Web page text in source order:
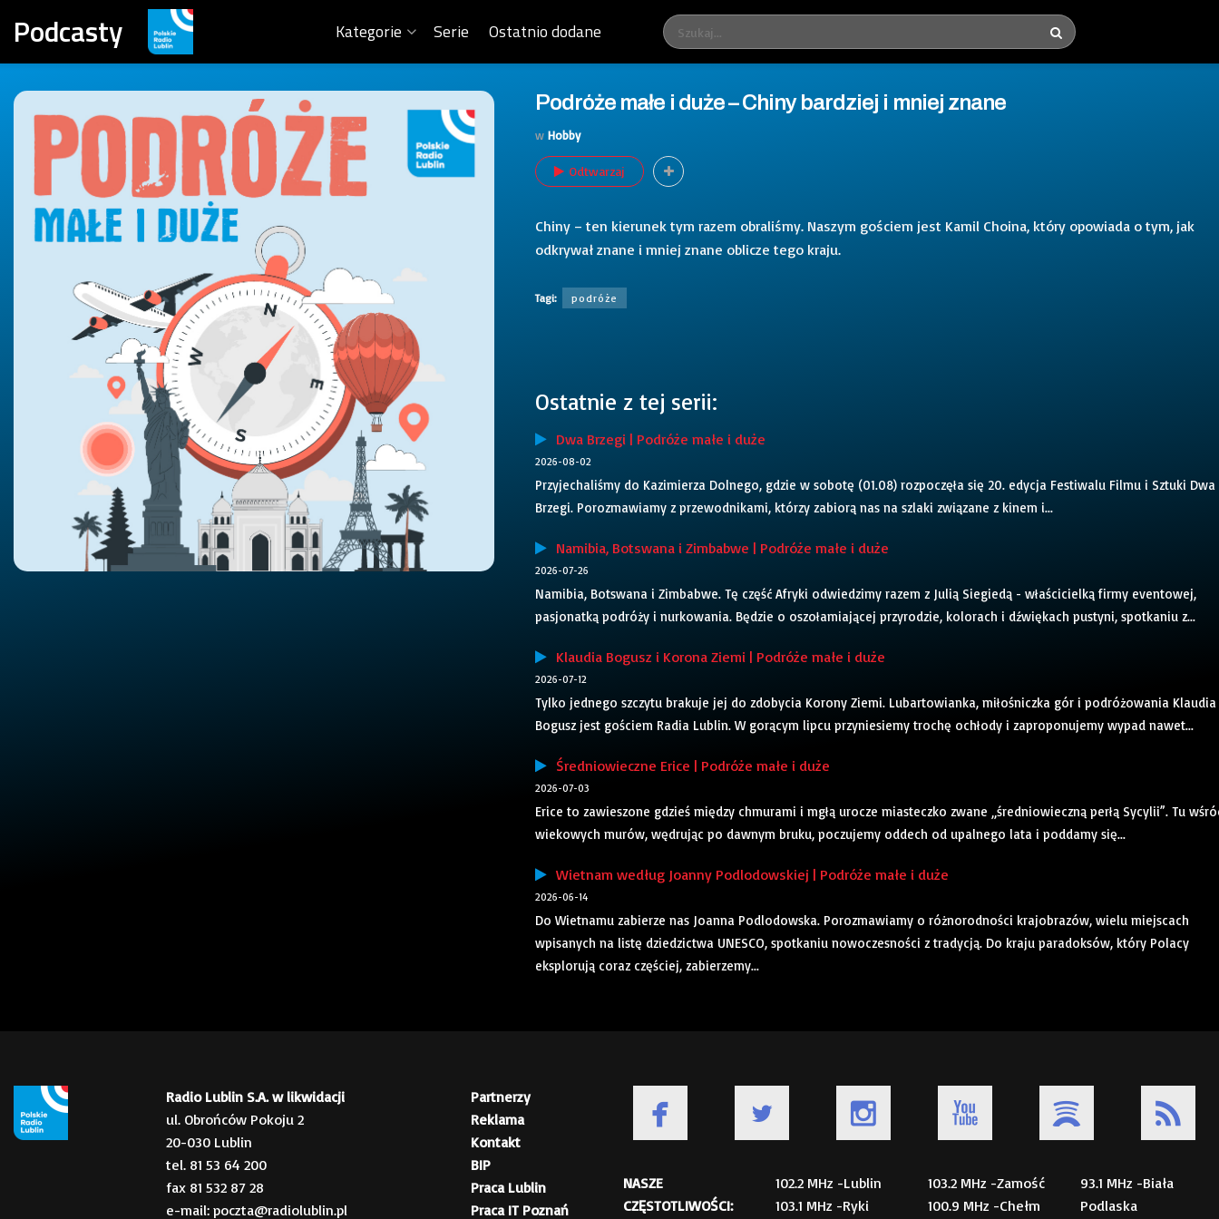
Podcasty Kategorie Serie Ostatnio dodane
Podróże małe i duże – Chiny bardziej i mniej znane
w Hobby
Odtwarzaj
Chiny – ten kierunek tym razem obraliśmy. Naszym gościem jest Kamil Choina, który opowiada o tym, jak
odkrywał znane i mniej znane oblicze tego kraju.
Tagi: podróże
Ostatnie z tej serii:
Dwa Brzegi | Podróże małe i duże
2026-08-02
Przyjechaliśmy do Kazimierza Dolnego, gdzie w sobotę (01.08) rozpoczęła się 20. edycja Festiwalu Filmu i Sztuki Dwa
Brzegi. Porozmawiamy z przewodnikami, którzy zabiorą nas na szlaki związane z kinem i...
Namibia, Botswana i Zimbabwe | Podróże małe i duże
2026-07-26
Namibia, Botswana i Zimbabwe. Tę część Afryki odwiedzimy razem z Julią Siegiedą - właścicielką firmy eventowej,
pasjonatką podróży i nurkowania. Będzie o oszołamiającej przyrodzie, kolorach i dźwiękach pustyni, spotkaniu z...
Klaudia Bogusz i Korona Ziemi | Podróże małe i duże
2026-07-12
Tylko jednego szczytu brakuje jej do zdobycia Korony Ziemi. Lubartowianka, miłośniczka gór i podróżowania Klaudia
Bogusz jest gościem Radia Lublin. W gorącym lipcu przyniesiemy trochę ochłody i zaproponujemy wypad nawet...
Średniowieczne Erice | Podróże małe i duże
2026-07-03
Erice to zawieszone gdzieś między chmurami i mgłą urocze miasteczko zwane „średniowieczną perłą Sycylii”. Tu
wiekowych murów, wędrując po dawnym bruku, poczujemy oddech od upalnego lata i poddamy się...
Wietnam według Joanny Podlodowskiej | Podróże małe i duże
2026-06-14
Do Wietnamu zabierze nas Joanna Podlodowska. Porozmawiamy o różnorodności krajobrazów, wielu miejscach
wpisanych na listę dziedzictwa UNESCO, spotkaniu nowoczesności z tradycją. Do kraju paradoksów, który Polacy
eksplorują coraz częściej, zabierzemy...
Radio Lublin S.A. w likwidacji
ul. Obrońców Pokoju 2
20-030 Lublin
tel. 81 53 64 200
fax 81 532 87 28
e-mail: poczta@radiolublin.pl
Partnerzy
Reklama
Kontakt
BIP
Praca Lublin
Praca IT Poznań
NASZE
CZĘSTOTLIWOŚCI:
102.2 MHz -Lublin
103.1 MHz -Ryki
103.2 MHz -Zamość
100.9 MHz -Chełm
93.1 MHz -Biała
Podlaska